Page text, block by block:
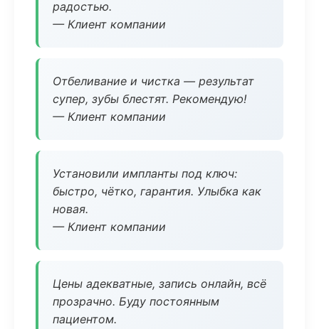
радостью.
— Клиент компании
Отбеливание и чистка — результат
супер, зубы блестят. Рекомендую!
— Клиент компании
Установили импланты под ключ:
быстро, чётко, гарантия. Улыбка как
новая.
— Клиент компании
Цены адекватные, запись онлайн, всё
прозрачно. Буду постоянным
пациентом.